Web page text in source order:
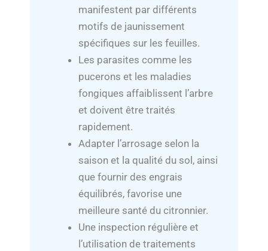
manifestent par différents
motifs de jaunissement
spécifiques sur les feuilles.
Les parasites comme les
pucerons et les maladies
fongiques affaiblissent l’arbre
et doivent être traités
rapidement.
Adapter l’arrosage selon la
saison et la qualité du sol, ainsi
que fournir des engrais
équilibrés, favorise une
meilleure santé du citronnier.
Une inspection régulière et
l’utilisation de traitements